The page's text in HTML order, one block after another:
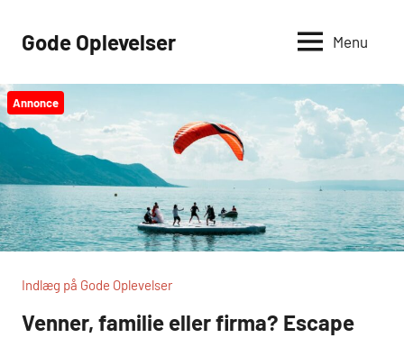
Gode Oplevelser Menu
Annonce
Indlæg på Gode Oplevelser
Venner, familie eller firma? Escape